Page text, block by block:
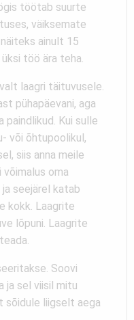
töötab suurte
väiksemate
ainult 15
töö ära teha.
laagri täituvusele.
pühapäevani, aga
Kui sulle
või õhtupoolikul,
siis anna meile
oma
seejärel katab
kokk. Laagrite
lõpuni. Laagrite
Soovi
ja sel viisil mitu
sõidule liigselt aega